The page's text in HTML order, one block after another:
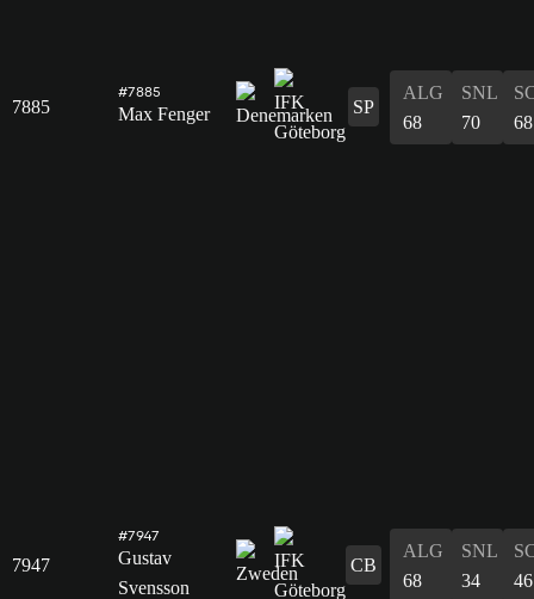
7885
#7885
Max Fenger SP
ALG
68
SNL
70
68
7947
#7947
Gustav
Svensson
CB
ALG
68
SNL
34
46